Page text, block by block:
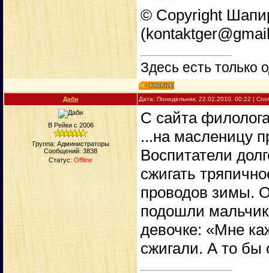
© Copyright
Здесь есть только
Даби Дата: Понедельник, 22.02.2010, 00:22 |
В Рейки с 2006
Группа: Администраторы
Сообщений: 3838
Статус: Offline
С сайта
...на масленицу
Воспитатели
сжигать
проводов зимы.
подошли
девочке: «Мне
сжигали. А то бы